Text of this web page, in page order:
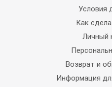
Условия
Как
Личный
Возврат и
Информация